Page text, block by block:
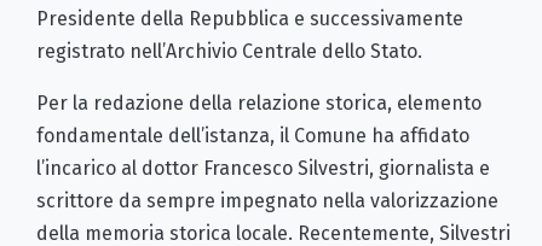
Presidente della Repubblica e successivamente
registrato nell’Archivio Centrale dello Stato.
Per la redazione della relazione storica, elemento
fondamentale dell’istanza, il Comune ha affidato
l’incarico al dottor Francesco Silvestri, giornalista e
scrittore da sempre impegnato nella valorizzazione
della memoria storica locale. Recentemente, Silvestri